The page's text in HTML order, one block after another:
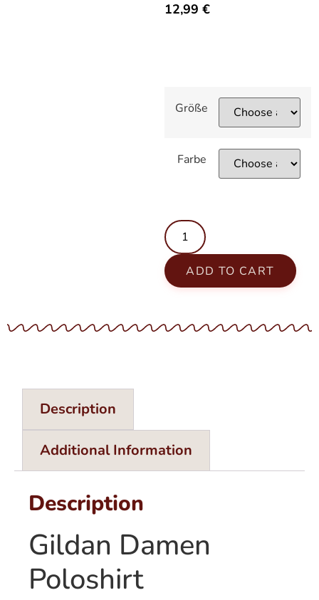
12,99€
Größe
Farbe
ADD TO CART
Description
Additional Information
Description
Gildan Damen
Poloshirt